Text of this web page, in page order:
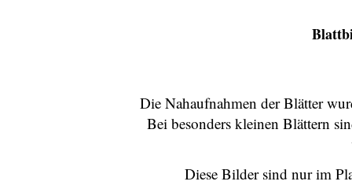
Die Nahaufnahmen der Blätter
Bei besonders kleinen Blättern
Diese Bilder sind nur im